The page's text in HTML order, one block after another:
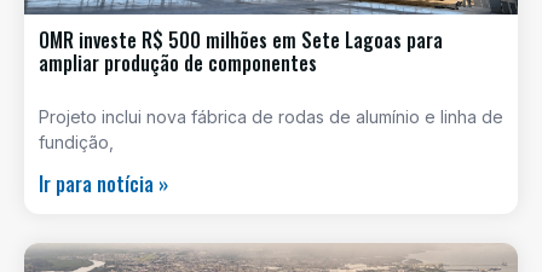
OMR investe R$ 500 milhões em Sete Lagoas para
ampliar produção de componentes
Projeto inclui nova fábrica de rodas de alumínio e linha de
fundição,
Ir para notícia »